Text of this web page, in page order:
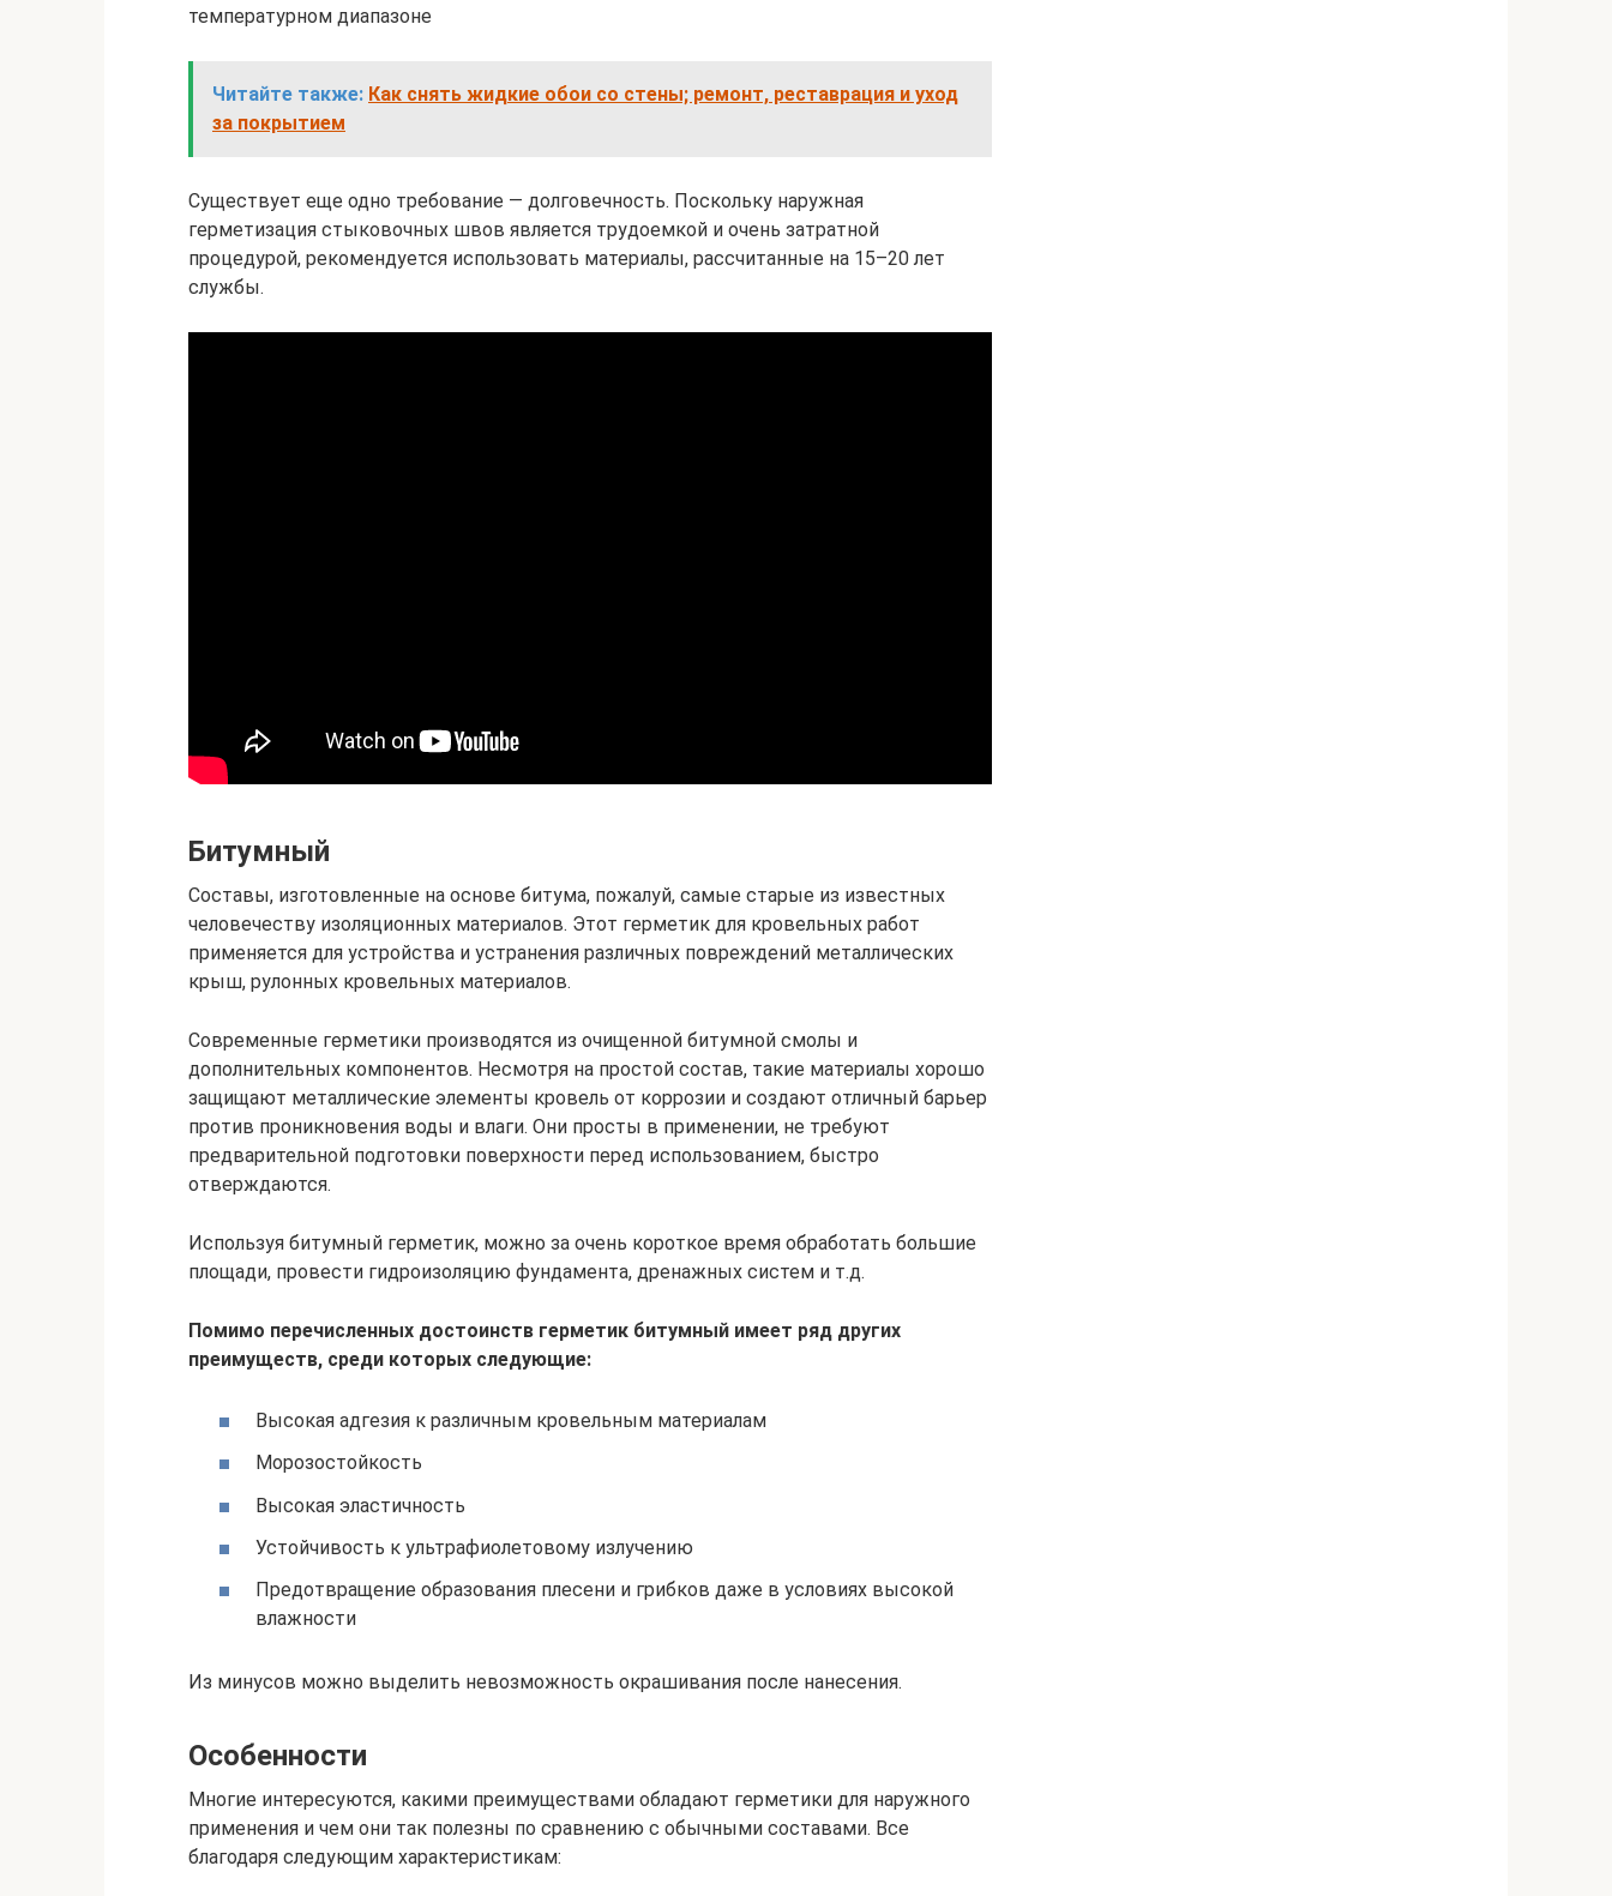
температурном диапазоне
Читайте также: Как снять жидкие обои со стены; ремонт, реставрация и уход
за покрытием
Существует еще одно требование — долговечность. Поскольку наружная
герметизация стыковочных швов является трудоемкой и очень затратной
процедурой, рекомендуется использовать материалы, рассчитанные на 15–20 лет
службы.
Битумный
Составы, изготовленные на основе битума, пожалуй, самые старые из известных
человечеству изоляционных материалов. Этот герметик для кровельных работ
применяется для устройства и устранения различных повреждений металлических
крыш, рулонных кровельных материалов.
Современные герметики производятся из очищенной битумной смолы и
дополнительных компонентов. Несмотря на простой состав, такие материалы хорошо
защищают металлические элементы кровель от коррозии и создают отличный барьер
против проникновения воды и влаги. Они просты в применении, не требуют
предварительной подготовки поверхности перед использованием, быстро
отверждаются.
Используя битумный герметик, можно за очень короткое время обработать большие
площади, провести гидроизоляцию фундамента, дренажных систем и т.д.
Помимо перечисленных достоинств герметик битумный имеет ряд других
преимуществ, среди которых следующие:
Высокая адгезия к различным кровельным материалам
Морозостойкость
Высокая эластичность
Устойчивость к ультрафиолетовому излучению
Предотвращение образования плесени и грибков даже в условиях высокой
влажности
Из минусов можно выделить невозможность окрашивания после нанесения.
Особенности
Многие интересуются, какими преимуществами обладают герметики для наружного
применения и чем они так полезны по сравнению с обычными составами. Все
благодаря следующим характеристикам: